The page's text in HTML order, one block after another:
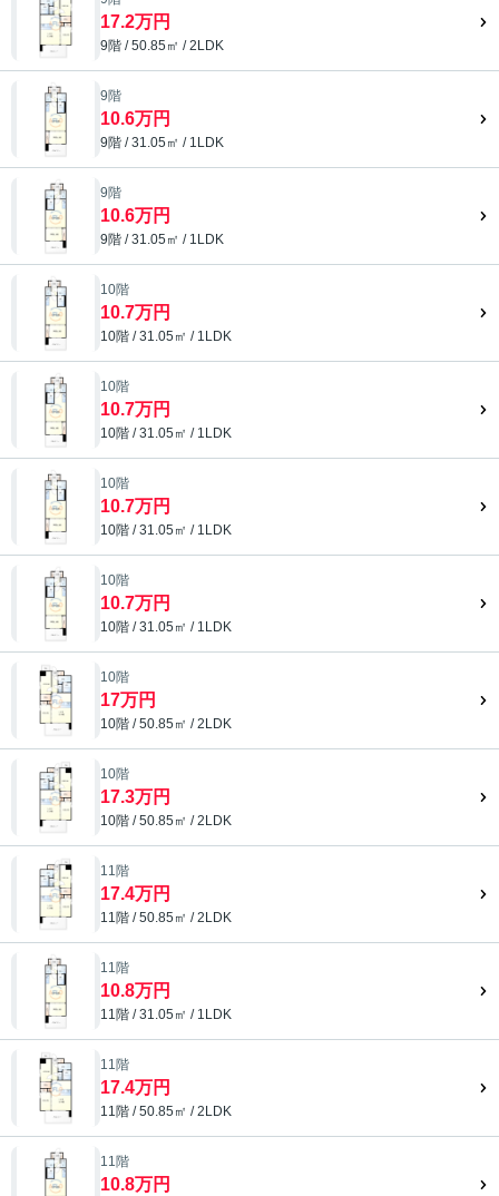
17.2万円
9階 / 50.85㎡ / 2LDK
9階
10.6万円
9階 / 31.05㎡ / 1LDK
9階
10.6万円
9階 / 31.05㎡ / 1LDK
10階
10.7万円
10階 / 31.05㎡ / 1LDK
10階
10.7万円
10階 / 31.05㎡ / 1LDK
10階
10.7万円
10階 / 31.05㎡ / 1LDK
10階
10.7万円
10階 / 31.05㎡ / 1LDK
10階
17万円
10階 / 50.85㎡ / 2LDK
10階
17.3万円
10階 / 50.85㎡ / 2LDK
11階
17.4万円
11階 / 50.85㎡ / 2LDK
11階
10.8万円
11階 / 31.05㎡ / 1LDK
11階
17.4万円
11階 / 50.85㎡ / 2LDK
11階
10.8万円